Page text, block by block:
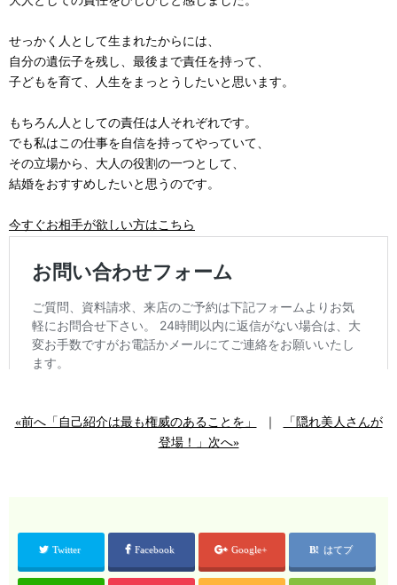
せっかく人として生まれたからには、
自分の遺伝子を残し、最後まで責任を持って、
子どもを育て、人生をまっとうしたいと思います。
もちろん人としての責任は人それぞれです。
でも私はこの仕事を自信を持ってやっていて、
その立場から、大人の役割の一つとして、
結婚をおすすめしたいと思うのです。
今すぐお相手が欲しい方はこちら
«前へ「自己紹介は最も権威のあることを」
「隠れ美人さんが
登場！」次へ»
Twitter Facebook Google+ はてブ